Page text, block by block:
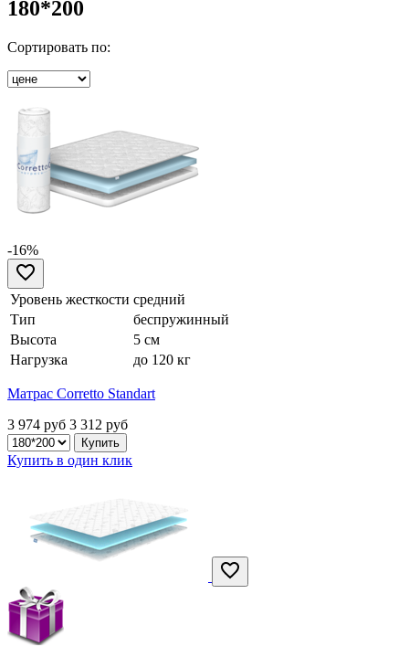
180*200
Сортировать по:
-16%
Уровень жесткости средний
Тип
беспружинный
Высота
5 см
Нагрузка
до 120 кг
Матрас Corretto Standart
3 974 руб 3 312 руб
Купить в один клик